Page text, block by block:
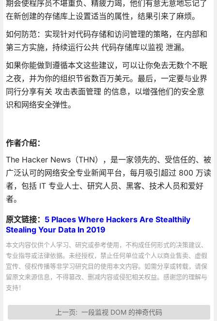
期会使程序员不堪重负、精疲力竭，他们有意无意地忘记了
在新创建的存储库上设置适当的属性，结果引来了麻烦。
如何防范：实现针对代码存储和访问管理的策略，在内部和
第三方实施，持续运行公共 代码存储库以监视 泄漏。
如果你能做到遵循本文这些建议，可以让你免去无数个不眠
之夜，并为你的组织节省数百万美元。最后，一定要与业界
同行分享有关 攻击表面管理 的信息，以增强他们的安全意
识和网络安全弹性。
作者介绍：
The Hacker News（THN），是一家领先的、受信任的、被
广泛认可的网络安全专业新闻平台，每月吸引超过 800 万读
者，包括 IT 专业人士、研究人员、黑客、技术人员和爱好
者。
原文链接： 5 Places Where Hackers Are Stealthily
Stealing Your Data In 2019
本文内容仅供个人学习、研究或参考使用，不构成任何形式的决策建议、
专业指导或法律依据。未经授权，禁止任何单位或个人以商业售卖、虚假
宣传、侵权传播等非学习研究目的使用本文内容。如需分享或转载，请保
留原文来源信息，不得篡改、删减内容或侵犯相关权益。感谢您的理解与
支持！
上一页:一段监视 DOM 的神奇代码